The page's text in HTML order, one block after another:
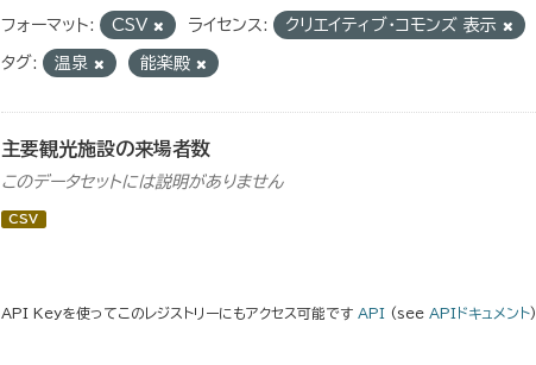
フォーマット: CSV ライセンス: クリエイティブ・コモンズ 表示
タグ: 温泉 能楽殿
主要観光施設の来場者数
このデータセットには説明がありません
CSV
API Keyを使ってこのレジストリーにもアクセス可能です API (see APIドキュメント).